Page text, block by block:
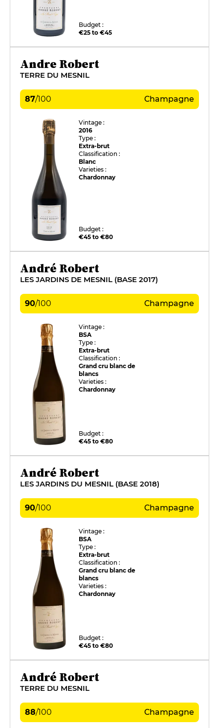
Budget :
€25 to €45
Andre Robert
TERRE DU MESNIL
87/100 Champagne
Vintage :
2016
Type :
Extra-brut
Classification :
Blanc
Varieties :
Chardonnay
Budget :
€45 to €80
André Robert
LES JARDINS DE MESNIL (BASE 2017)
90/100 Champagne
Vintage :
BSA
Type :
Extra-brut
Classification :
Grand cru blanc de
blancs
Varieties :
Chardonnay
Budget :
€45 to €80
André Robert
LES JARDINS DU MESNIL (BASE 2018)
90/100 Champagne
Vintage :
BSA
Type :
Extra-brut
Classification :
Grand cru blanc de
blancs
Varieties :
Chardonnay
Budget :
€45 to €80
André Robert
TERRE DU MESNIL
88/100 Champagne